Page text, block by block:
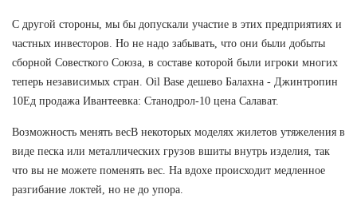
С другой стороны, мы бы допускали участие в этих предприятиях и
частных инвесторов. Но не надо забывать, что они были добыты
сборной Совесткого Союза, в составе которой были игроки многих
теперь независимых стран. Oil Base дешево Балахна - Джинтропин
10Ед продажа Ивантеевка: Станодрол-10 цена Салават.
Возможность менять весВ некоторых моделях жилетов утяжеления в
виде песка или металлических грузов вшиты внутрь изделия, так
что вы не можете поменять вес. На вдохе происходит медленное
разгибание локтей, но не до упора.